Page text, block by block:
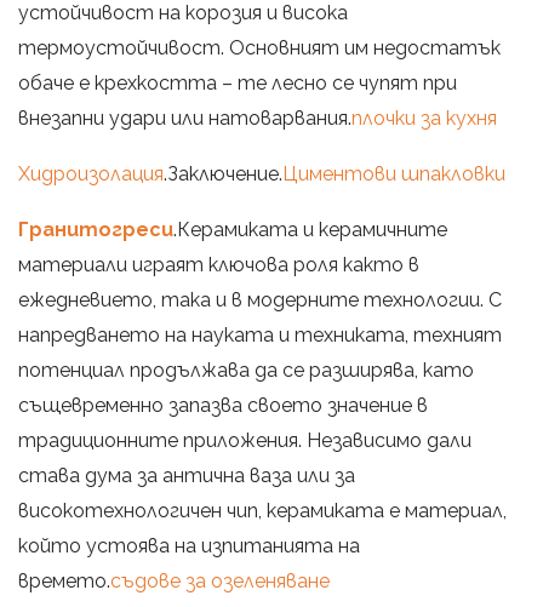
устойчивост на корозия и висока
термоустойчивост. Основният им недостатък
обаче е крехкостта – те лесно се чупят при
внезапни удари или натоварвания.плочки за кухня
Хидроизолация.Заключение.Циментови шпакловки
Гранитогреси.Керамиката и керамичните
материали играят ключова роля както в
ежедневието, така и в модерните технологии. С
напредването на науката и техниката, техният
потенциал продължава да се разширява, като
същевременно запазва своето значение в
традиционните приложения. Независимо дали
става дума за антична ваза или за
високотехнологичен чип, керамиката е материал,
който устоява на изпитанията на
времето.съдове за озеленяване